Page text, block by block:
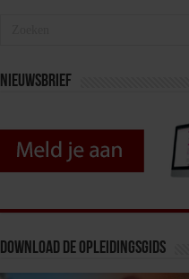
Nieuwsbrief
Download de opleidingsgids